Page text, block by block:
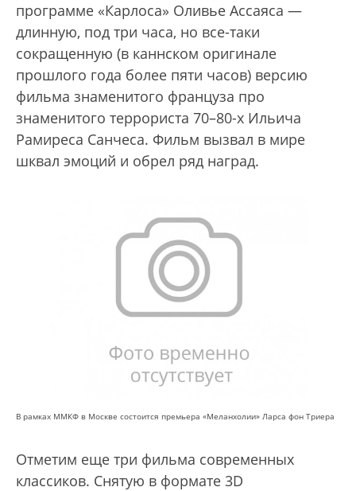
программе «Карлоса» Оливье Ассаяса —
длинную, под три часа, но все-таки
сокращенную (в каннском оригинале
прошлого года более пяти часов) версию
фильма знаменитого француза про
знаменитого террориста 70–80-х Ильича
Рамиреса Санчеса. Фильм вызвал в мире
шквал эмоций и обрел ряд наград.
В рамках ММКФ в Москве состоится премьера «Меланхолии» Ларса фон Триера
Отметим еще три фильма современных
классиков. Снятую в формате 3D